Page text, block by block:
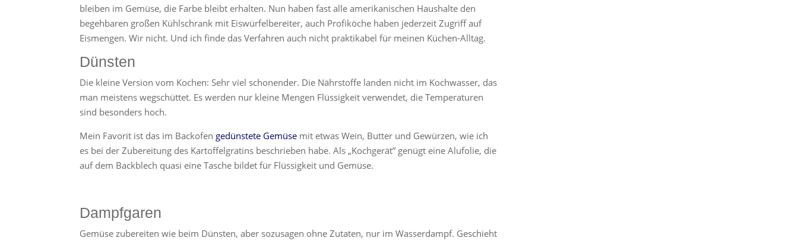
bleiben im Gemüse, die Farbe bleibt erhalten. Nun haben fast alle amerikanischen Haushalte den
begehbaren großen Kühlschrank mit Eiswürfelbereiter, auch Profiköche haben jederzeit Zugriff auf
Eismengen. Wir nicht. Und ich finde das Verfahren auch nicht praktikabel für meinen Küchen-Alltag.
Dünsten
Die kleine Version vom Kochen: Sehr viel schonender. Die Nährstoffe landen nicht im Kochwasser, das
man meistens wegschüttet. Es werden nur kleine Mengen Flüssigkeit verwendet, die Temperaturen
sind besonders hoch.
Mein Favorit ist das im Backofen gedünstete Gemüse mit etwas Wein, Butter und Gewürzen, wie ich
es bei der Zubereitung des Kartoffelgratins beschrieben habe. Als „Kochgerät” genügt eine Alufolie, die
auf dem Backblech quasi eine Tasche bildet für Flüssigkeit und Gemüse.
Dampfgaren
Gemüse zubereiten wie beim Dünsten, aber sozusagen ohne Zutaten, nur im Wasserdampf. Geschieht